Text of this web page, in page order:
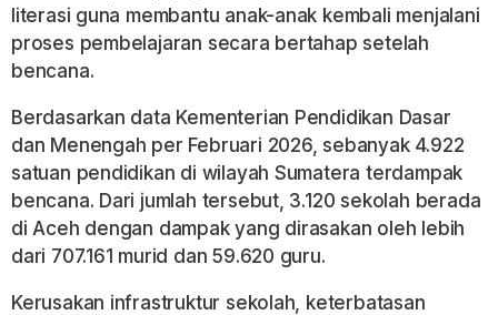
literasi guna membantu anak-anak kembali menjalani
proses pembelajaran secara bertahap setelah
bencana.
Berdasarkan data Kementerian Pendidikan Dasar
dan Menengah per Februari 2026, sebanyak 4.922
satuan pendidikan di wilayah Sumatera terdampak
bencana. Dari jumlah tersebut, 3.120 sekolah berada
di Aceh dengan dampak yang dirasakan oleh lebih
dari 707.161 murid dan 59.620 guru.
Kerusakan infrastruktur sekolah, keterbatasan